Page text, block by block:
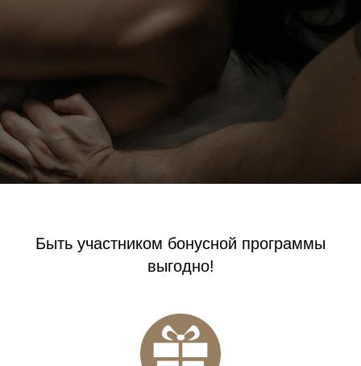
Быть участником бонусной программы
выгодно!